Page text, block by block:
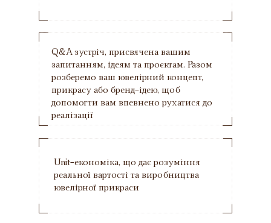
Q&A зустріч, присвячена вашим
запитанням, ідеям та проєктам. Разом
розберемо ваш ювелірний концепт,
прикрасу або бренд-ідею, щоб
допомогти вам впевнено рухатися до
реалізації
Unit-економіка, що дає розуміння
реальної вартості та виробництва
ювелірної прикраси